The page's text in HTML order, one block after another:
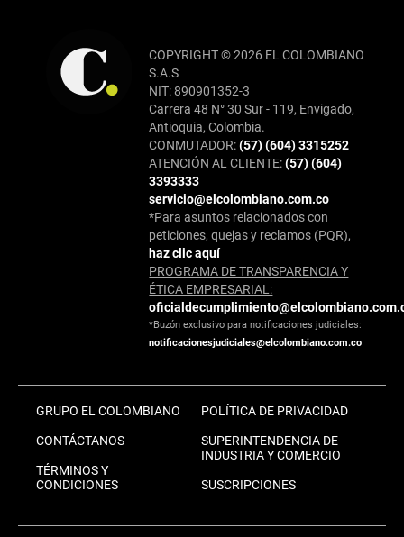
COPYRIGHT © 2026 EL COLOMBIANO
S.A.S
NIT: 890901352-3
Carrera 48 N° 30 Sur - 119, Envigado,
Antioquia, Colombia.
CONMUTADOR:(57) (604) 3315252
ATENCIÓN AL CLIENTE:(57) (604)
3393333
servicio@elcolombiano.com.co
*Para asuntos relacionados con
peticiones, quejas y reclamos (PQR),
haz clic aquí
PROGRAMA DE TRANSPARENCIA Y
ÉTICA EMPRESARIAL:
*Buzón exclusivo para notificaciones judiciales:
notificacionesjudiciales@elcolombiano.com.co
GRUPO EL COLOMBIANO
CONTÁCTANOS
TÉRMINOS Y
CONDICIONES
POLÍTICA DE PRIVACIDAD
SUPERINTENDENCIA DE
INDUSTRIA Y COMERCIO
SUSCRIPCIONES